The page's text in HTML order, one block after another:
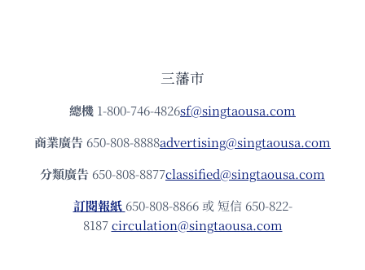
三藩市
總機 1-800-746-4826sf@singtaousa.com
商業廣告 650-808-8888advertising@singtaousa.com
分類廣告 650-808-8877classified@singtaousa.com
訂閱報紙 650-808-8866 或 短信 650-822-
8187circulation@singtaousa.com